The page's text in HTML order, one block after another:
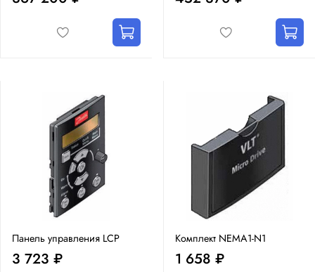
Панель управления LCP
3 723 ₽
Комплект NEMA1-N1
1 658 ₽